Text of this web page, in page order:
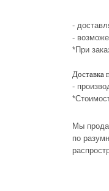
-
-
*При
Доставка
-
Мы
по